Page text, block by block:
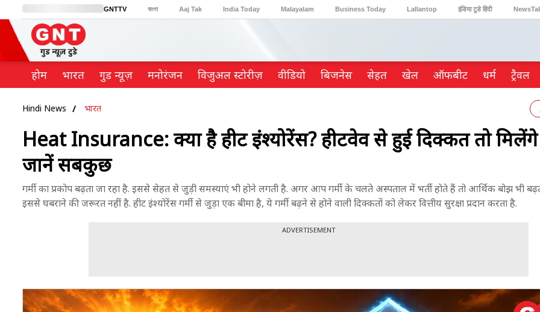
GNTTV বাংলা Aaj Tak India Today Malayalam Business Today Lallantop इंडिया टुडे हिंदी
BT Bazaar Cosmopolitan
होम भारत गुड न्यूज़ मनोरंजन विजुअल स्टोरीज़ वीडियो ब‍िजनेस सेहत खेल ऑफबीट धर्म ट्रैवल
Hindi News भारत
Heat Insurance: क्या है हीट इंश्योरेंस? हीटवेव से हुई दिक्कत तो
जानें सबकुछ
गर्मी का प्रकोप बढ़ता जा रहा है. इससे सेहत से जुड़ी समस्याएं भी होने लगती है. अगर आप गर्मी के चलते अस्पताल में भर्ती होते हैं तो आर्थिक बोझ भी
इससे घबराने की जरूरत नहीं है. हीट इंश्योरेंस गर्मी से जुड़ा एक बीमा है, ये गर्मी बढ़ने से होने वाली दिक्कतों को लेकर वित्तीय सुरक्षा प्रदान करता है.
ADVERTISEMENT